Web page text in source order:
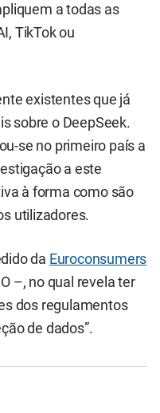
a todas as
TikTok ou
existentes que já
sobre o DeepSeek.
se no primeiro país a
a este
à forma como são
utilizadores.
da Euroconsumers
–, no qual revela ter
dos regulamentos
de dados”.